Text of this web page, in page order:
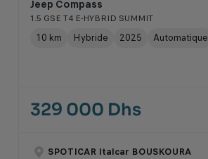
Jeep Compass
1.5 GSE T4 E-HYBRID SUMMIT
10 km Hybride 2025 Automatique
329 000 Dhs
SPOTICAR Italcar BOUSKOURA